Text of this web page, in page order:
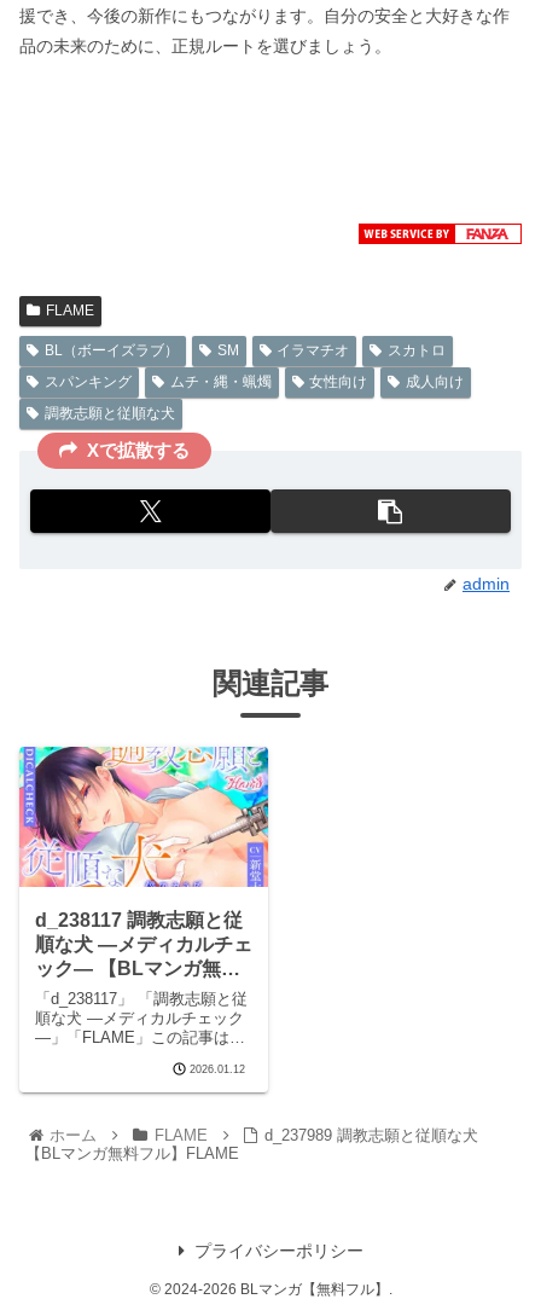
援でき、今後の新作にもつながります。自分の安全と大好きな作
品の未来のために、正規ルートを選びましょう。
FLAME
BL（ボーイズラブ） SM イラマチオ
スカトロ
スパンキング
ムチ・縄・蝋燭 女性向け
成人向け
調教志願と従順な犬
Xで拡散する
admin
関連記事
d_238117 調教志願と従
順な犬 ―メディカルチェ
ック― 【BLマンガ無料
フル】FLAME
「d_238117」 「調教志願と従
順な犬 ―メディカルチェック
―」「FLAME」この記事はPR
エロマンガです。 完全版はこ
ちらd_238117 調教志願と従順
の見どころシーン調教
2026.01.12
ホーム FLAME
d_237989 調教志願と従順な犬
【BLマンガ無料フル】FLAME
プライバシーポリシー
© 2024-2026 BLマンガ【無料フル】.